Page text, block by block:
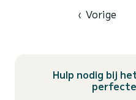
‹ Vorige
Hulp nodig bij